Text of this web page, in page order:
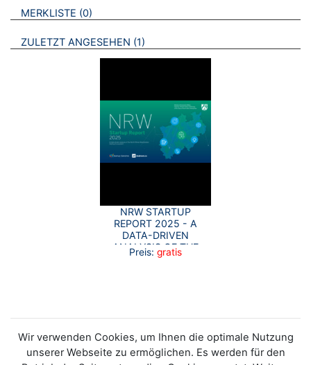
VERWEISE AUF VERMERKTE- ODER ZULETZT ANGESEHENE
MERKLISTE 0 BROSCHÜREN
ZULETZT ANGESEHEN 1 BROSCHÜREN
NRW STARTUP
REPORT 2025 - A
DATA-DRIVEN
ANALYSIS OF THE
NRW ECOSYSTEM
Preis: gratis
Wir verwenden Cookies, um Ihnen die optimale Nutzung
unserer Webseite zu ermöglichen. Es werden für den